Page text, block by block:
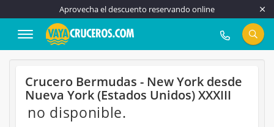
Aprovecha el descuento reservando online
917 815 555
Crucero Bermudas - New York desde
Nueva York (Estados Unidos) XXXIII
no disponible.